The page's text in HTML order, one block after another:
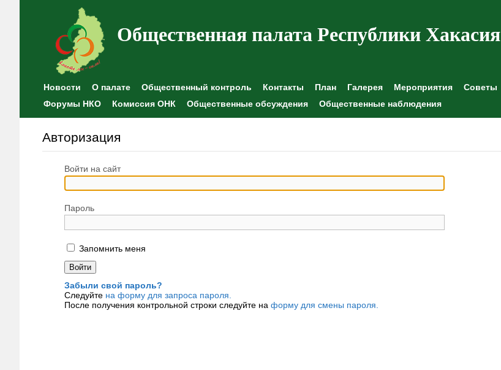
Общественная палата Республики Хакасия
Новости О палате Общественный контроль Контакты План Галерея Мероприятия Советы
Форумы НКО
Комиссия ОНК Общественные обсуждения Общественные наблюдения
Авторизация
Войти на сайт
Пароль
Запомнить меня
Забыли свой пароль?
Следуйте на форму для запроса пароля.
После получения контрольной строки следуйте на форму для смены пароля.